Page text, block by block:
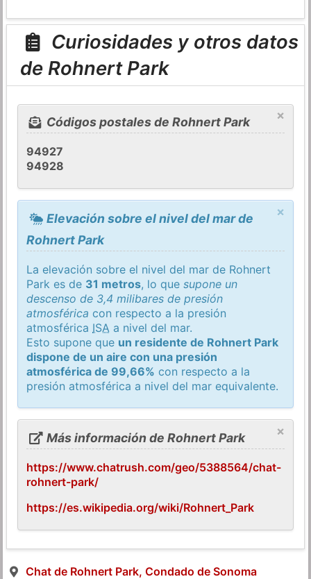
Curiosidades y otros datos
de Rohnert Park
×
Códigos postales de Rohnert Park
94927
94928
×
Elevación sobre el nivel del mar de
Rohnert Park
La elevación sobre el nivel del mar de Rohnert
Park es de 31 metros, lo quesupone un
descenso de 3,4 milibares de presión
atmosférica con respecto a la presión
atmosférica ISA a nivel del mar.
Esto supone que un residente de Rohnert Park
dispone de un aire con una presión
atmosférica de 99,66% con respecto a la
presión atmosférica a nivel del mar equivalente.
×
Más información de Rohnert Park
https://www.chatrush.com/geo/5388564/chat-
rohnert-park/
https://es.wikipedia.org/wiki/Rohnert_Park
Chat de Rohnert Park, Condado de Sonoma